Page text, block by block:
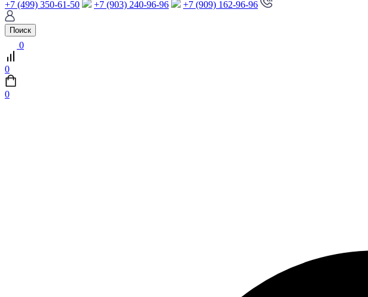
+7 (499) 350-61-50 +7 (903) 240-96-96 +7 (909) 162-96-96
Поиск
0
0
0